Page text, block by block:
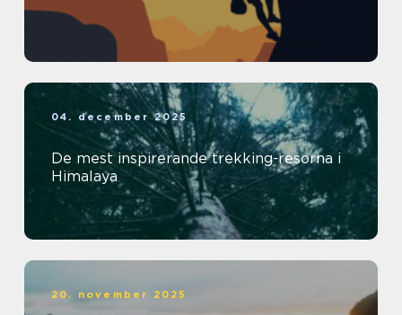
04. december 2025
De mest inspirerande trekking-resorna i
Himalaya
20. november 2025